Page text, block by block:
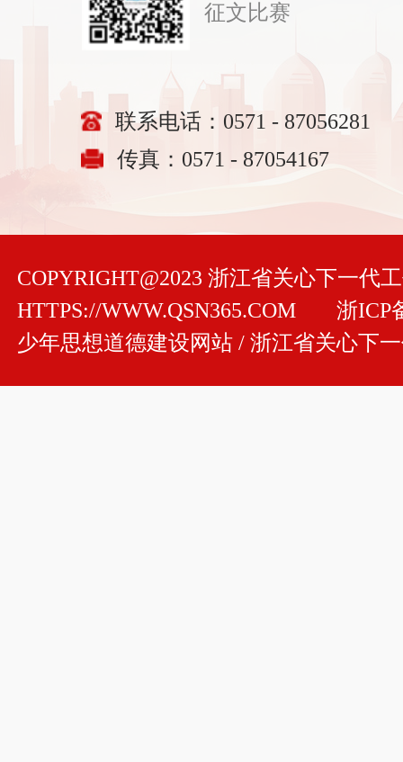
征文比赛
联系电话：0571 - 87056281
传真：0571 - 87054167
COPYRIGHT@2023 浙江省关心下一代
HTTPS://WWW.QSN365.COM
浙ICP
少年思想道德建设网站 / 浙江省关心下